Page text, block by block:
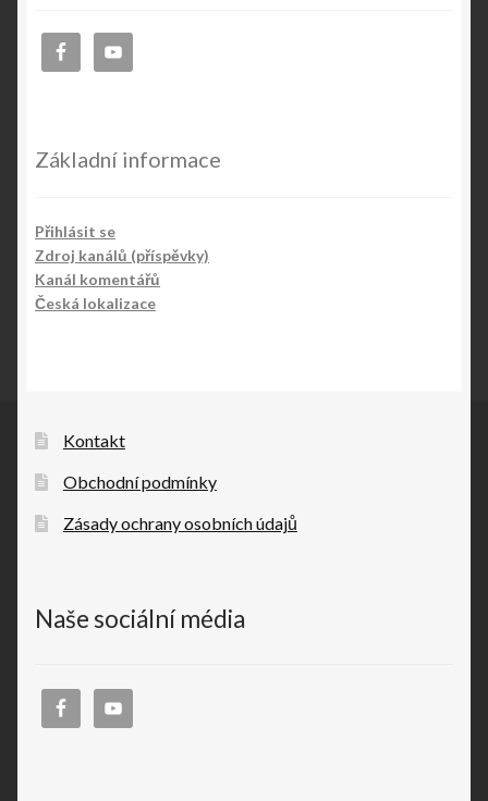
Základní informace
Přihlásit se
Zdroj kanálů (příspěvky)
Kanál komentářů
Česká lokalizace
Kontakt
Obchodní podmínky
Zásady ochrany osobních údajů
Naše sociální média